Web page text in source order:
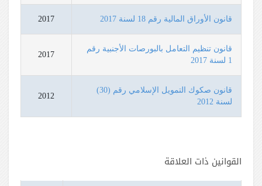
قانون الأوراق المالية رقم 18 لسنة 2017 2017
قانون تنظيم التعامل بالبورصات الأجنبية رقم
1 لسنة 2017
2017
قانون صكوك التمويل الإسلامي رقم (30)
لسنة 2012
2012
القوانين ذات العلاقة